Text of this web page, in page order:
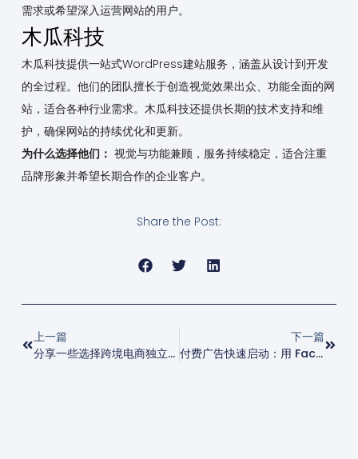
需求或希望深入运营网站的用户。
木瓜科技
木瓜科技提供一站式WordPress建站服务，涵盖从设计到开发
的全过程。他们的团队擅长于创造视觉效果出众、功能全面的网
站，适合各种行业需求。木瓜科技还提供长期的技术支持和维
护，确保网站的持续优化和更新。
为什么选择他们： 视觉与功能兼顾，服务持续稳定，适合注重
品牌形象并希望长期合作的企业客户。
Share the Post:
上一篇
分享一些选择跨境电商独立站制作公司时的注意事项
下一篇
付费广告快速启动：用 Facebook/Google/TikTok 广告获取独立站首批客户